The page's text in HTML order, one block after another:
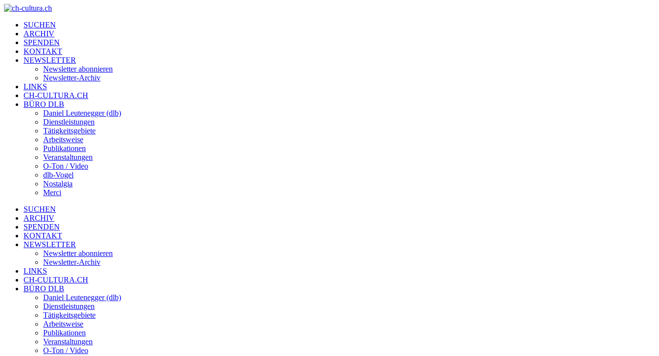
SUCHEN
ARCHIV
SPENDEN
KONTAKT
NEWSLETTER
Newsletter abonnieren
Newsletter-Archiv
LINKS
CH-CULTURA.CH
BÜRO DLB
Daniel Leutenegger (dlb)
Dienstleistungen
Tätigkeitsgebiete
Arbeitsweise
Publikationen
Veranstaltungen
O-Ton / Video
dlb-Vogel
Nostalgia
Merci
SUCHEN
ARCHIV
SPENDEN
KONTAKT
NEWSLETTER
Newsletter abonnieren
Newsletter-Archiv
LINKS
CH-CULTURA.CH
BÜRO DLB
Daniel Leutenegger (dlb)
Dienstleistungen
Tätigkeitsgebiete
Arbeitsweise
Publikationen
Veranstaltungen
O-Ton / Video